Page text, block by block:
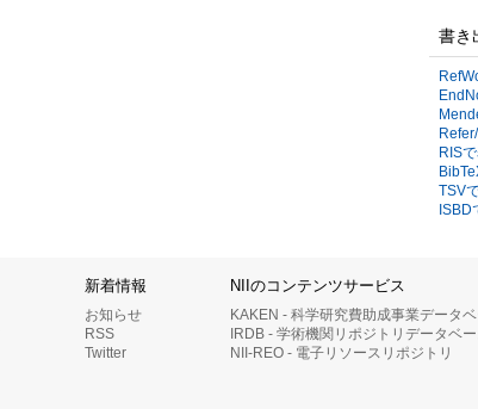
書き
RIS
TSV
ISBD
新着情報
お知らせ
RSS
Twitter
NIIのコンテンツサービス
KAKEN - 科学研究費助成事業データ
IRDB - 学術機関リポジトリデータベ
NII-REO - 電子リソースリポジトリ